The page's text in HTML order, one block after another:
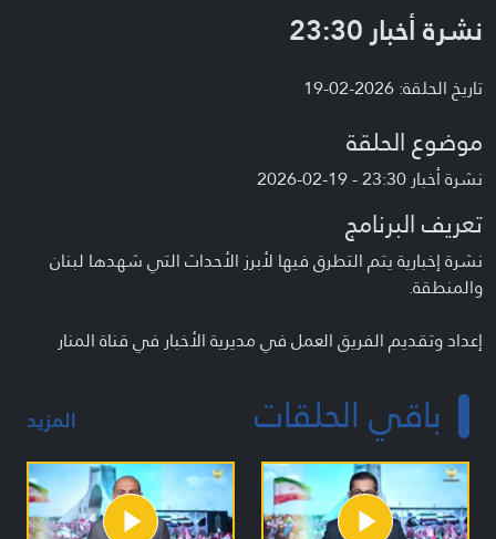
نشرة أخبار 23:30
تاريخ الحلقة: 2026-02-19
موضوع الحلقة
نشرة أخبار 23:30 - 19-02-2026
تعريف البرنامج
نشرة إخبارية يتم التطرق فيها لأبرز الأحداث التي شهدها لبنان
والمنطقة.
إعداد وتقديم الفريق العمل في مديرية الأخبار في قناة المنار
باقي الحلقات المزيد